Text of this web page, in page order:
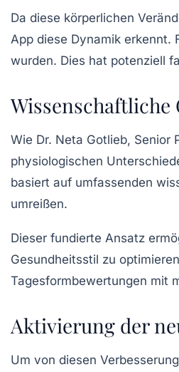
Da diese körperlichen
App diese Dynamik erkennt.
wurden. Dies hat potenziell
Wie Dr. Neta Gotlieb, Senior
physiologischen
basiert auf umfassenden
umreißen.
Dieser fundierte Ansatz
Gesundheitsstil zu
Tagesformbewertungen mit
Aktivierung der
Um von diesen